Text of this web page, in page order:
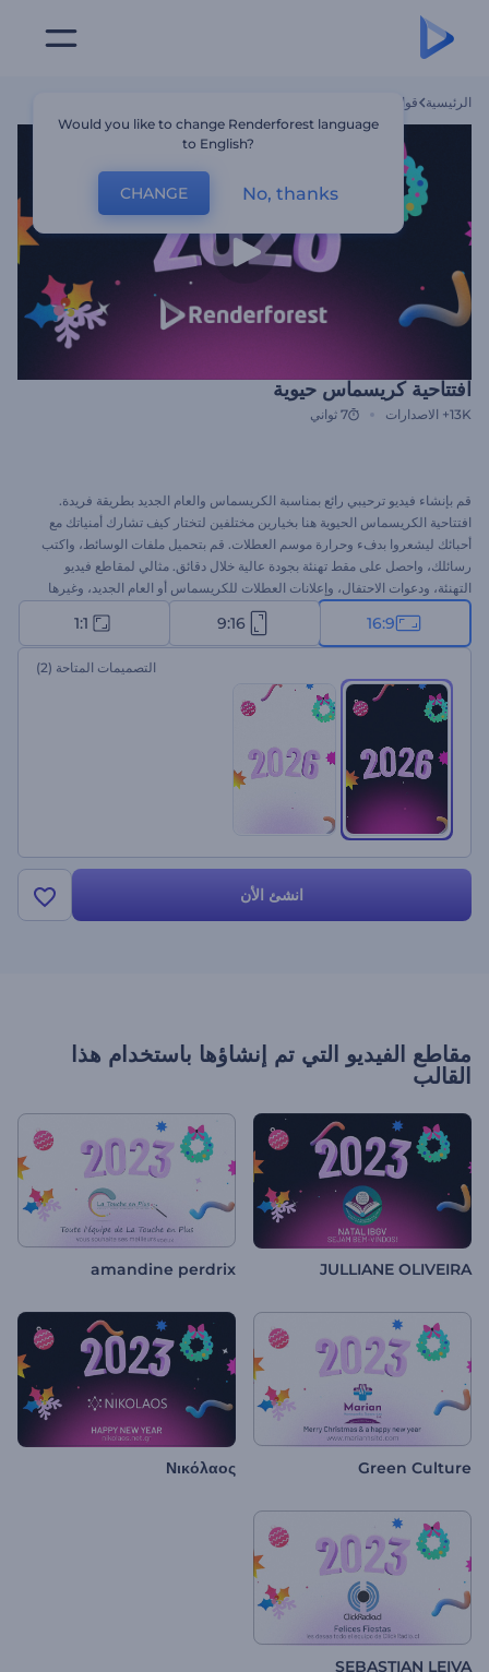
الرئيسية قوالب
افتتاحية كريسماس حيوية
13K+ الاصدارات 7 ثواني
قم بإنشاء فيديو ترحيبي رائع بمناسبة الكريسماس والعام الجديد بطريقة فريدة.
افتتاحية الكريسماس الحيوية هنا بخيارين مختلفين لتختار كيف تشارك أمنياتك مع
أحبائك ليشعروا بدفء وحرارة موسم العطلات. قم بتحميل ملفات الوسائط، واكتب
رسائلك، واحصل على مقط تهنئة بجودة عالية خلال دقائق. مثالي لمقاطع فيديو
التهنئة، ودعوات الاحتفال، وإعلانات العطلات للكريسماس أو العام الجديد، وغيرها
الكثير. جرب الآن!
16:9
9:16
1:1
التصميمات المتاحة (2)
انشئ الأن
مقاطع الفيديو التي تم إنشاؤها باستخدام هذا
القالب
JULLIANE OLIVEIRA
amandine perdrix
Green Culture
Νικόλαος
SEBASTIAN LEIVA
Would you like to change Renderforest language
to English?
CHANGE No, thanks